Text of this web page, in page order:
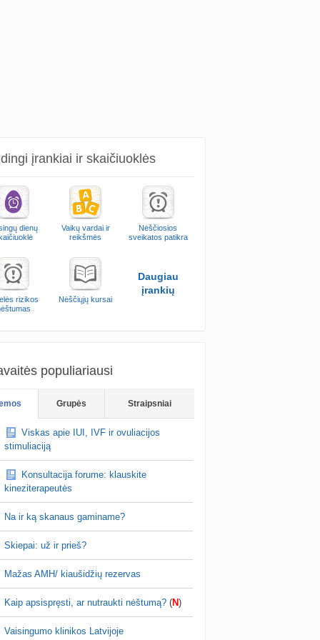
įrankiai ir skaičiuoklės
dienų
Vaikų vardai ir
reikšmės
Nėščiosios
sveikatos patikra
rizikos
Nėščiųjų kursai
Daugiau
įrankių
populiariausi
Grupės Straipsniai
Viskas apie IUI, IVF ir ovuliacijos
stimuliaciją
Konsultacija forume: klauskite
kineziterapeutės
Na ir ką skanaus gaminame?
Skiepai: už ir prieš?
Mažas AMH/ kiaušidžių rezervas
Kaip apsispręsti, ar nutraukti nėštumą? (N)
Vaisingumo klinikos Latvijoje